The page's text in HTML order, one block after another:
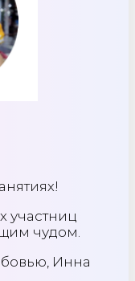
участниц
чудом.
Инна